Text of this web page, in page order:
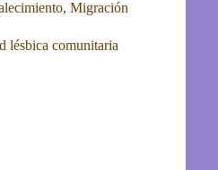
, Migración
lésbica comunitaria